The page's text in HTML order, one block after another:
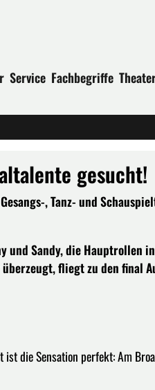
Service Fachbegriffe
gesucht!
, Tanz- und
Sandy, die Hauptrollen
fliegt zu den final
die Sensation perfekt: Am